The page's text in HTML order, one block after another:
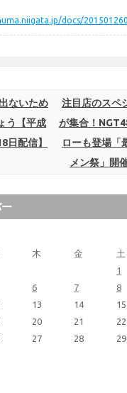
docs/
ないため
う【平成
日配信】
注目店のスペ
が集合！
ローも登場「
メン祭」開
木 金 土
1
6 7 8
13 14 15
20 21 22
27 28 29